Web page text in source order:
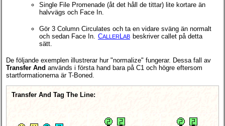
Single File Promenade (åt det håll de tittar) lite kortare än
halvvägs och Face In.
Gör 3 Column Circulates och ta en vidare sväng än normalt
och sedan Face In. CALLER AB beskriver callet på detta
sätt.
De följande exemplen illustrerar hur "normalize" fungerar. Dessa fall av
Transfer And används i första hand bara på C1 och högre eftersom
startformationerna är T-Boned.
Transfer And Tag The Line: